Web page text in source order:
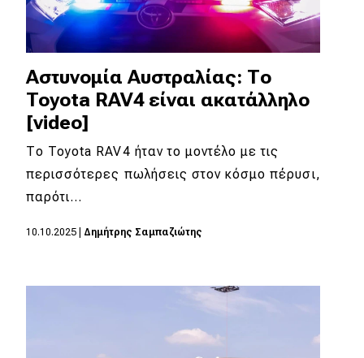
Αποστολή
Συγκρίνουμε
Αγώνες
Formula 1
WRC
Motorsport
Αστυνομία Αυστραλίας: Το
Toyota RAV4 είναι ακατάλληλο
[video]
Το Toyota RAV4 ήταν το μοντέλο με τις
περισσότερες πωλήσεις στον κόσμο πέρυσι,
παρότι…
10.10.2025 Δημήτρης Σαμπαζιώτης